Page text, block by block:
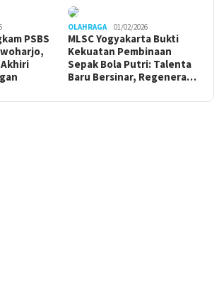
PSBS
OLAHRAGA 01/02/2026
MLSC Yogyakarta Bukti
Kekuatan Pembinaan
Sepak Bola Putri: Talenta
Baru Bersinar, Regenera…